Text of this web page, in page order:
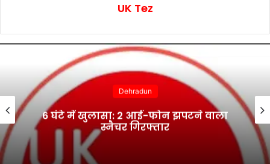
UK Tez
Dehradun
6 घंटे में खुलासा: 2 आई-फोन झपटने वाला
स्नैचर गिरफ्तार